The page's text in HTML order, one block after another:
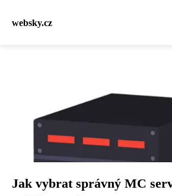
websky.cz
Jak vybrat správný MC